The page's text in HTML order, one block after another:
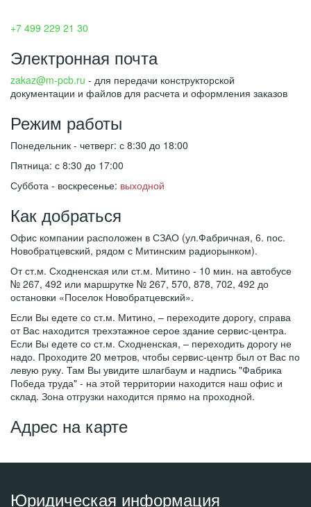
+7 499 229 21 30
Электронная почта
zakaz@m-pcb.ru - для передачи конструкторской
документации и файлов для расчета и оформления заказов
Режим работы
Понедельник - четверг: с 8:30 до 18:00
Пятница: с 8:30 до 17:00
Суббота - воскресенье: выходной
Как добраться
Офис компании расположен в СЗАО (ул.Фабричная, 6. пос.
Новобратцевский, рядом с Митинским радиорынком).
От ст.м. Сходненская или ст.м. Митино - 10 мин. на автобусе
№ 267, 492 или маршрутке № 267, 570, 878, 702, 492 до
остановки «Поселок Новобратцевский».
Если Вы едете со ст.м. Митино, – переходите дорогу, справа
от Вас находится трехэтажное серое здание сервис-центра.
Если Вы едете со ст.м. Сходненская, – переходить дорогу не
надо. Проходите 20 метров, чтобы сервис-центр был от Вас по
левую руку. Там Вы увидите шлагбаум и надпись "Фабрика
Победа труда" - на этой территории находится наш офис и
склад. Зона отгрузки находится прямо на проходной.
Адрес на карте
Юридическая информация